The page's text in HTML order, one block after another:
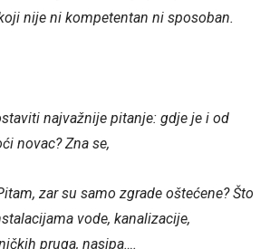
nije ni kompetentan ni sposoban.
najvažnije pitanje: gdje je i od
novac? Zna se,
zar su samo zgrade oštećene? Što
vode, kanalizacije,
pruga, nasipa….